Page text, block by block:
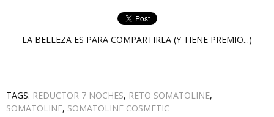
LA BELLEZA ES PARA COMPARTIRLA (Y TIENE PREMIO...)
TAGS: REDUCTOR 7 NOCHES, RETO SOMATOLINE,
SOMATOLINE, SOMATOLINE COSMETIC